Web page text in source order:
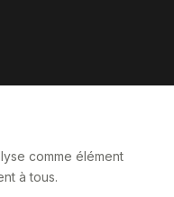
comme élément
à tous.